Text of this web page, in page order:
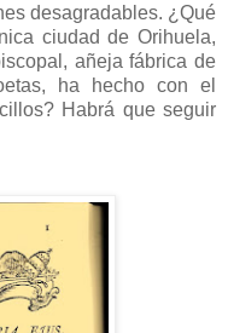
desagradables. ¿Qué
ciudad de Orihuela,
añeja fábrica de
ha hecho con el
Habrá que seguir